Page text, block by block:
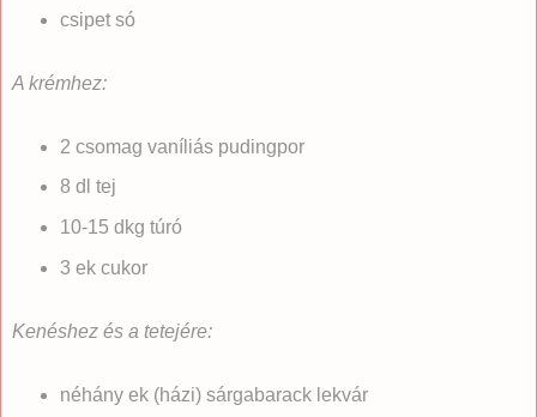
csipet só
A krémhez:
2 csomag vaníliás pudingpor
8 dl tej
10-15 dkg túró
3 ek cukor
Kenéshez és a tetejére:
néhány ek (házi) sárgabarack lekvár